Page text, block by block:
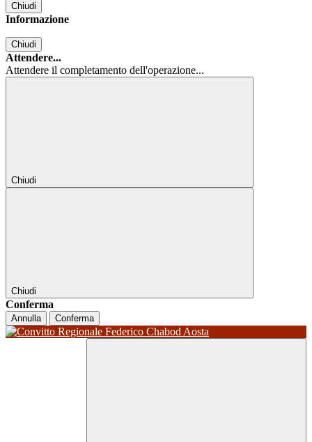
Chiudi
Informazione
Chiudi
Attendere...
Attendere il completamento dell'operazione...
Chiudi
Chiudi
Conferma
Annulla Conferma